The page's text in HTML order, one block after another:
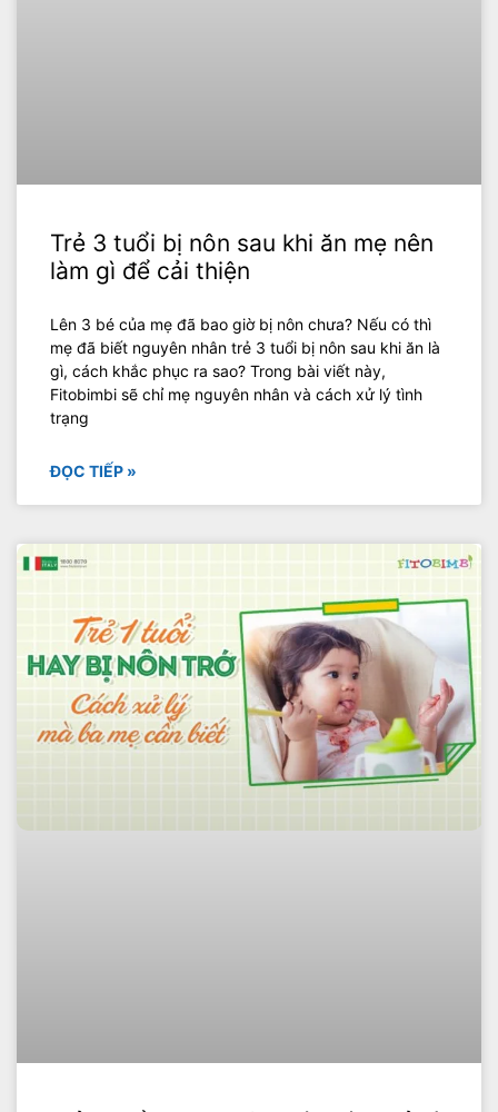
Trẻ 3 tuổi bị nôn sau khi ăn mẹ nên
làm gì để cải thiện
Lên 3 bé của mẹ đã bao giờ bị nôn chưa? Nếu có thì
mẹ đã biết nguyên nhân trẻ 3 tuổi bị nôn sau khi ăn là
gì, cách khắc phục ra sao? Trong bài viết này,
Fitobimbi sẽ chỉ mẹ nguyên nhân và cách xử lý tình
trạng
ĐỌC TIẾP »